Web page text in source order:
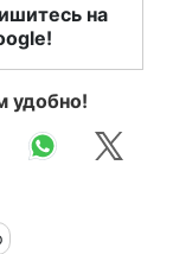
на
удобно!